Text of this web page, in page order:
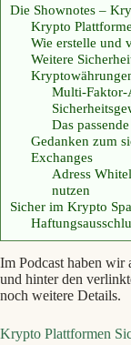
Die Shownotes –
Krypto
Wie erstelle und
Weitere
Multi-Faktor-
Das
Gedanken zum
Exchanges
Adress
nutzen
Sicher im Krypto
Im Podcast haben wir
und hinter den
noch weitere Details.
Krypto Plattformen